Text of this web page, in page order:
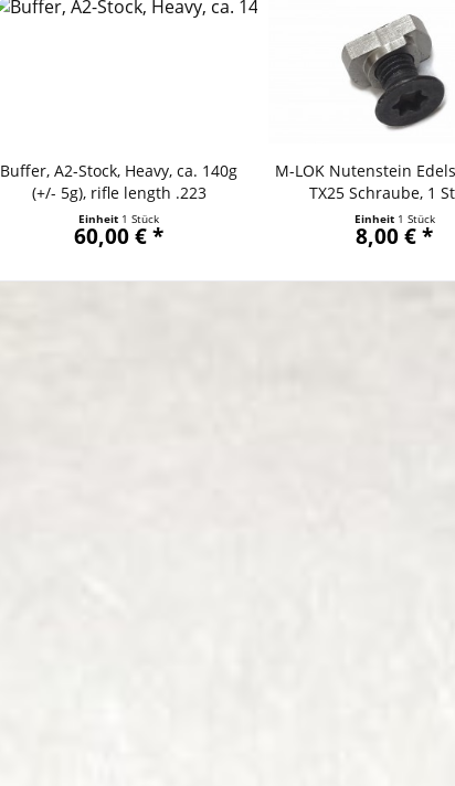
Buffer, A2-Stock, Heavy, ca. 140g
(+/- 5g), rifle length .223
Einheit 1 Stück
60,00 € *
M-LOK Nutenstein
TX25 Schraube, 1
Einheit 1 Stück
8,00 € *